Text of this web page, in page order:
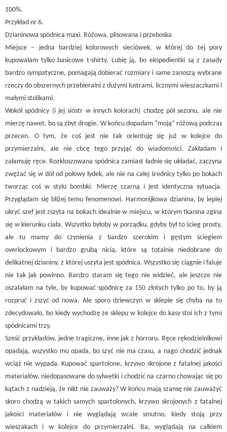
100%.
Przykład nr 6.
Dzianinowa spódnica maxi. Różowa, plisowana i przeboska
Miejsce – jedna bardziej kolorowych sieciówek, w której do tej pory
kupowałam tylko basicowe t-shirty. Lubię ją, bo ekspedientki są z zasady
bardzo sympatyczne, pomagają dobierać rozmiary i same zanoszą wybrane
rzeczy do obszernych przebieralni z dużymi lustrami, licznymi wieszaczkami i
małymi stolikami.
Wokół spódnicy (i jej sióstr w innych kolorach) chodzę pół sezonu, ale nie
mierzę nawet, bo są zbyt drogie. W końcu dopadam “moją” różową podczas
przecen. O tym, że coś jest nie tak orientuję się już w kolejce do
przymierzalni, ale nie chcę tego przyjąć do wiadomości. Zakładam i
załamuję ręce. Rozkloszowana spódnica zamiast ładnie się układać, zaczyna
zwężać się w dół od połowy łydek, ale nie na całej średnicy tylko po bokach
tworząc coś w stylu bombki. Mierzę czarną i jest identyczna sytuacja.
Przyglądam się bliżej temu fenomenowi. Harmonijkowa dzianina, by lepiej
ukryć szef jest zszyta na bokach idealnie w miejscu, w którym tkanina zgina
się w kierunku ciała. Wszystko byłoby w porządku, gdyby był to ścieg prosty,
ale tu mamy do czynienia z bardzo szerokim i gęstym ściegiem
overlockowym i bardzo grubą nicią, które są totalnie niedobrane do
delikatnej dzianiny, z której uszyta jest spódnica. Wszystko się ciągnie i faluje
nie tak jak powinno. Bardzo staram się tego nie widzieć, ale jeszcze nie
oszalałam na tyle, by kupować spódnicę za 150 złotych tylko po to, by ją
rozpruć i zszyć od nowa. Ale sporo dziewczyn w sklepie się chyba na to
zdecydowało, bo kiedy wychodzę ze sklepu w kolejce do kasy stoi ich z tymi
spódnicami trzy.
Sześć przykładów, jedne tragiczne, inne jak z horroru. Ręce rękodzielnikowi
opadają, wszystko mu opada, bo szyć nie ma czasu, a nago chodzić jednak
wciąż nie wypada. Kupować spartolone, krzywo skrojone z fatalnej jakości
materiałów, niedopasowane do sylwetki i chodzić na czarno chowając się po
kątach z nadzieją, że nikt nie zauważy? W końcu mają szansę nie zauważyć
skoro chodzą w takich samych spartolonych, krzywo skrojonych z fatalnej
jakości materiałów i nie wyglądają wcale smutno, kiedy stoją przy
wieszakach i w kolejce do przymierzalni. Ba, wyglądają na całkiem